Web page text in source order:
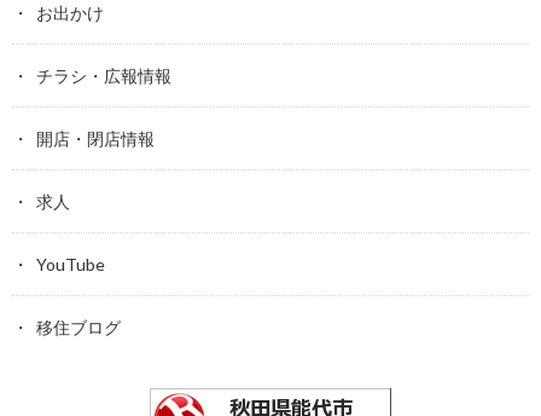
お出かけ
チラシ・広報情報
開店・閉店情報
求人
YouTube
移住ブログ